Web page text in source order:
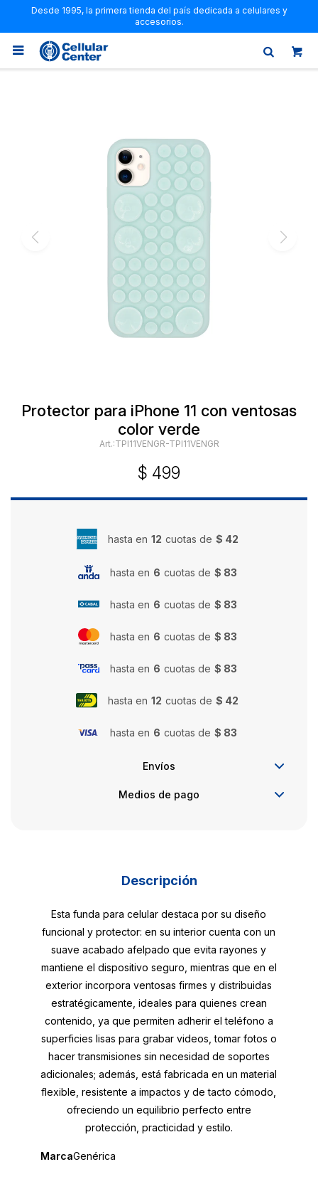
Desde 1995, la primera tienda del país dedicada a celulares y
accesorios.

Protector para iPhone 11 con ventosas
color verde
TPI11VENGR-TPI11VENGR
$ 499
hasta en 12 cuotas de $ 42
hasta en 6 cuotas de $ 83
hasta en 6 cuotas de $ 83
hasta en 6 cuotas de $ 83
hasta en 6 cuotas de $ 83
hasta en 12 cuotas de $ 42
hasta en 6 cuotas de $ 83
Envíos
Medios de pago
Descripción
Esta funda para celular destaca por su diseño
funcional y protector: en su interior cuenta con un
suave acabado afelpado que evita rayones y
mantiene el dispositivo seguro, mientras que en el
exterior incorpora ventosas firmes y distribuidas
estratégicamente, ideales para quienes crean
contenido, ya que permiten adherir el teléfono a
superficies lisas para grabar videos, tomar fotos o
hacer transmisiones sin necesidad de soportes
adicionales; además, está fabricada en un material
flexible, resistente a impactos y de tacto cómodo,
ofreciendo un equilibrio perfecto entre
protección, practicidad y estilo.
MarcaGenérica